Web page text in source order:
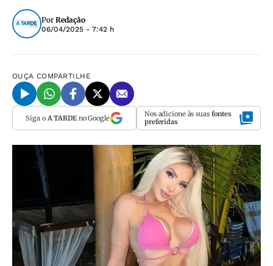
Por Redação
06/04/2025 - 7:42 h
OUÇA COMPARTILHE
Siga o A TARDEno Google Nos adicione às suas fontes
preferidas